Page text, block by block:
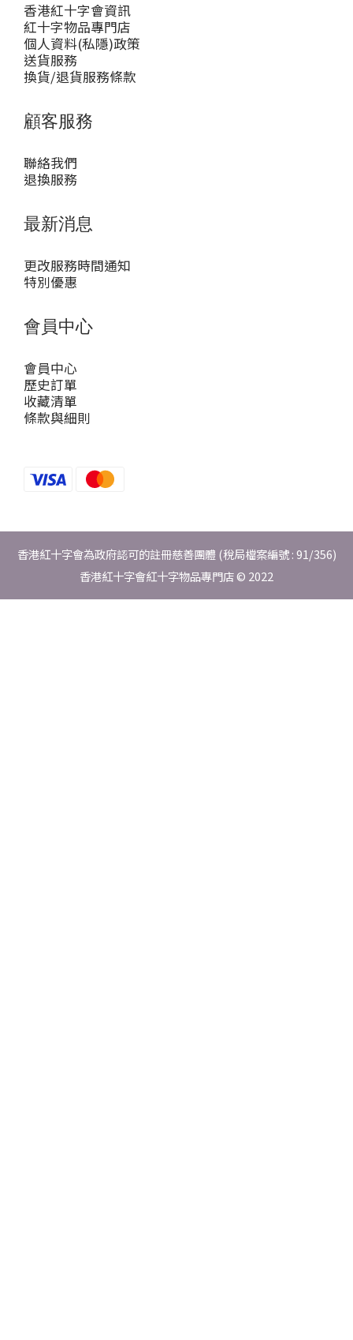
香港紅十字會資訊
紅十字物品專門店
個人資料(私隱)政策
送貨服務
換貨/退貨服務條款
顧客服務
聯絡我們
退換服務
最新消息
更改服務時間通知
特別優惠
會員中心
會員中心
歷史訂單
收藏清單
條款與細則
香港紅十字會為政府認可的註冊慈善團體 (稅局檔案編號 : 91/356)
香港紅十字會紅十字物品專門店 © 2022